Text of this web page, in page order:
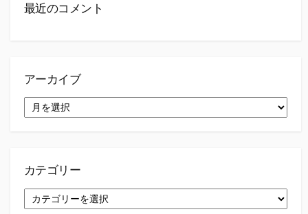
最近のコメント
アーカイブ
ー
カテゴリー
カ
テ